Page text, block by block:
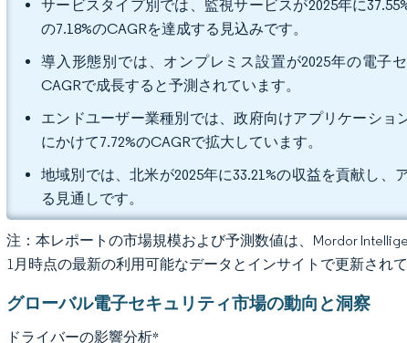
サービスタイプ別では、監視サービスが2025年に
の7.18%のCAGRを達成する見込みです。
導入形態別では、オンプレミス設置が2025年の電子
CAGRで成長すると予測されています。
エンドユーザー業種別では、政府向けアプリケーショ
にかけて7.72%のCAGRで拡大しています。
地域別では、北米が2025年に33.21%の収益を貢献し、
る見通しです。
注：本レポートの市場規模および予測数値は、Mordor
1月時点の最新の利用可能なデータとインサイトで更新されて
グローバル電子セキュリティ市場の動向と洞察
ドライバーの影響分析*